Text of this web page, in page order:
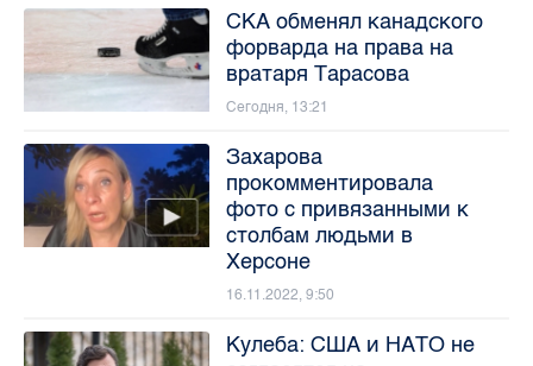
СКА обменял канадского
форварда на права на
вратаря Тарасова
Сегодня, 13:21
Захарова
прокомментировала
фото с привязанными к
столбам людьми в
Херсоне
16.11.2022, 9:50
Кулеба: США и НАТО не